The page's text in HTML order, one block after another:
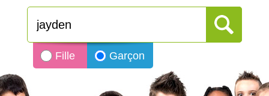
Fille Garçon